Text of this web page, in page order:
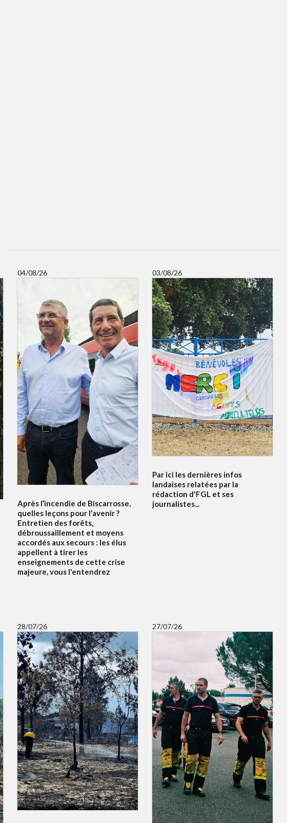
04/08/26
Après l’incendie de Biscarrosse,
quelles leçons pour l’avenir ?
Entretien des forêts,
débroussaillement et moyens
accordés aux secours : les élus
appellent à tirer les
enseignements de cette crise
majeure, vous l'entendrez
03/08/26
Par ici les dernières infos
landaises relatées par la
rédaction d'FGL et ses
journalistes...
28/07/26 27/07/26